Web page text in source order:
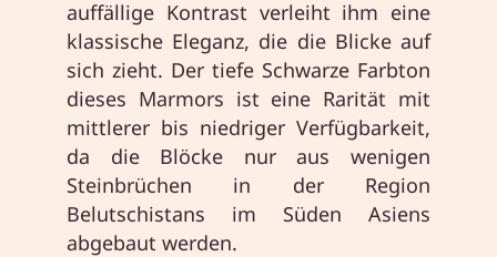
auffällige Kontrast verleiht ihm eine
klassische Eleganz, die die Blicke auf
sich zieht. Der tiefe Schwarze Farbton
dieses Marmors ist eine Rarität mit
mittlerer bis niedriger Verfügbarkeit,
da die Blöcke nur aus wenigen
Steinbrüchen in der Region
Belutschistans im Süden Asiens
abgebaut werden.